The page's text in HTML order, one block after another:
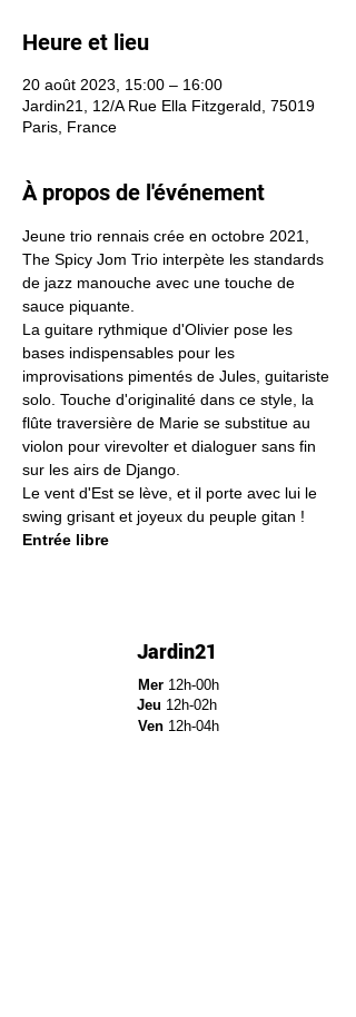
Heure et lieu
20 août 2023, 15:00 – 16:00
Jardin21, 12/A Rue Ella Fitzgerald, 75019
Paris, France
À propos de l'événement
Jeune trio rennais crée en octobre 2021,
The Spicy Jom Trio interpète les standards
de jazz manouche avec une touche de
sauce piquante.
La guitare rythmique d'Olivier pose les
bases indispensables pour les
improvisations pimentés de Jules, guitariste
solo. Touche d'originalité dans ce style, la
flûte traversière de Marie se substitue au
violon pour virevolter et dialoguer sans fin
sur les airs de Django.
Le vent d'Est se lève, et il porte avec lui le
swing grisant et joyeux du peuple gitan !
Entrée libre
Jardin21
Mer12h-00h
Jeu 12h-02h
Ven 12h-04h